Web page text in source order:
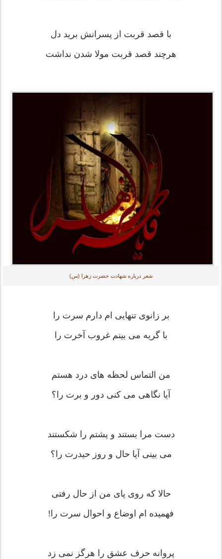
با قصد قربت از پسرانش برید دل
هرچند قصد قربت مولا شدن نداشت
شعر درباره شهادت حضرت زهرا (س)
بر زانوی تنهایی ام دارم سرت را
با گریه می بینم غروب آخرت را
من التماس لحظه های درد هستم
آیا نگاهی می کنی دور و برت را؟
دست مرا بستند و پشتم را شکستند
می بینی آیا حال و روز حیدرت را؟
حالا که روی پای من از حال رفتی
فهمیده ام اوضاع و احوال سرت را!
پروانه حرف عشق را هرگز نمی زد